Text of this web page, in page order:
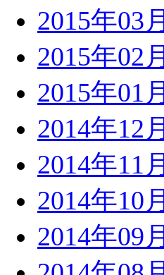
2015年03月
2015年02月
2015年01月
2014年12月
2014年11月
2014年10月
2014年09月